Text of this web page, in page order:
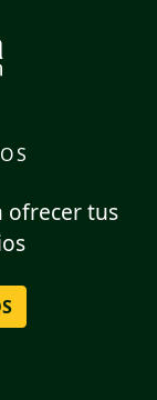
ofrecer tus